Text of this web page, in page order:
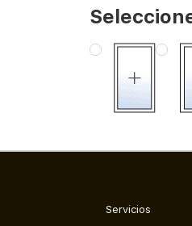
Servicios